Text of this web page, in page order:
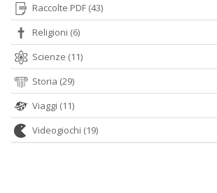
Raccolte PDF (43)
Religioni (6)
Scienze (11)
Storia (29)
Viaggi (11)
Videogiochi (19)